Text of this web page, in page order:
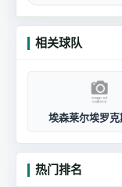
相关球队
埃森莱尔埃罗
热门排名